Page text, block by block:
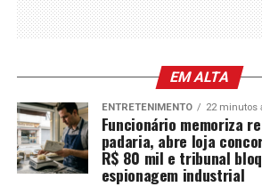
EM ALTA
ENTRETENIMENTO 22 minutos
Funcionário memoriza
padaria, abre loja
R$ 80 mil e tribunal
espionagem industrial